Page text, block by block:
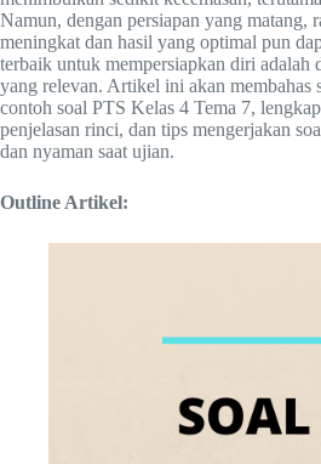
Namun, dengan persiapan yang matang,
meningkat dan hasil yang optimal pun
terbaik untuk mempersiapkan diri adalah
yang relevan. Artikel ini akan membahas
contoh soal PTS Kelas 4 Tema 7,
penjelasan rinci, dan tips mengerjakan
dan nyaman saat ujian.
Outline Artikel: